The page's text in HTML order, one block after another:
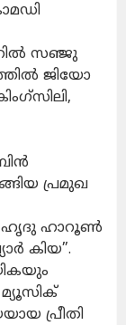
സഞ്ജു
ജിയോ
പ്രമുഖ
ഹൃദു ഹാറൂൺ
കിയ”.
പ്രീതി